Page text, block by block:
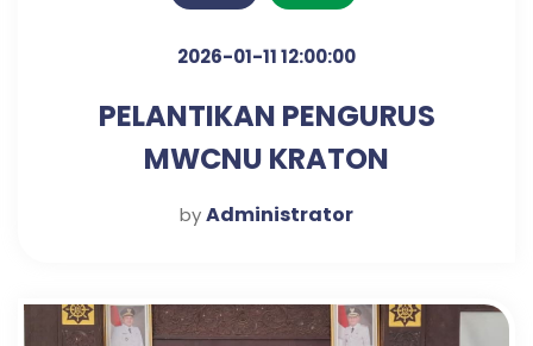
2026-01-11 12:00:00
PELANTIKAN PENGURUS
MWCNU KRATON
byAdministrator